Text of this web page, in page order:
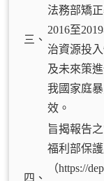
三、
法務部矯
2016至
治資源投
及未來策
我國家庭
效。
四、
旨揭報告
福利部保
（https://